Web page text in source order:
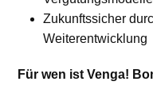
Zukunftssicher
Weiterentwicklung
Für wen ist Venga!